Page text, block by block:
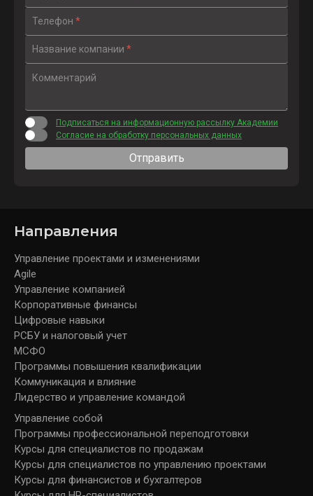
Телефон *
Название компании *
Комментарий
Подписаться на информационную рассылку Академии
Согласие на обработку персональных данных
Отправить
Направления
Управление проектами и изменениями
Agile
Управление компанией
Корпоративные финансы
Цифровые навыки
РСБУ и налоговый учет
МСФО
Программы повышения квалификации
Коммуникация и влияние
Лидерство и управление командой
Управление собой
Программы профессиональной переподготовки
Курсы для специалистов по продажам
Курсы для специалистов по управлению проектами
Курсы для финансистов и бухгалтеров